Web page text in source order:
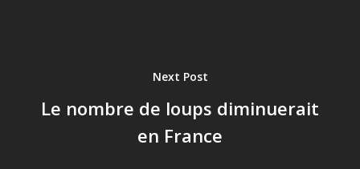
Next Post
Le nombre de loups diminuerait
en France